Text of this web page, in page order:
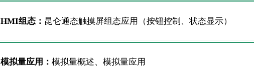
HMI组态： 昆仑通态触摸屏组态应用（按钮控制、状态显示）
模拟量应用： 模拟量概述、模拟量应用